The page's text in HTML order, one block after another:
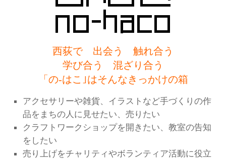
西荻で 出会う 触れ合う
学び合う 混ざり合う
「の-はこ｣はそんなきっかけの箱
アクセサリーや雑貨、イラストなど手づくりの作
品をまちの人に見せたい、売りたい
クラフトワークショップを開きたい、教室の告知
をしたい
売り上げをチャリティやボランティア活動に役立